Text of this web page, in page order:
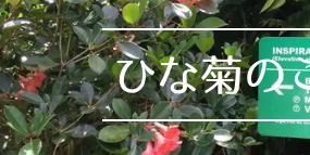
ひな菊の